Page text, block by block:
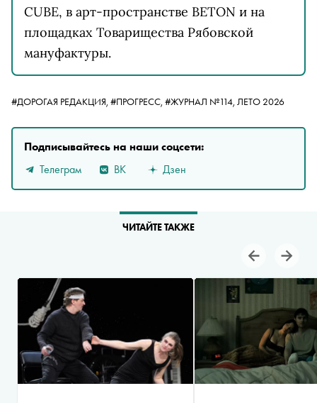
CUBE, в арт-пространстве BETON и на
площадках Товарищества Рябовской
мануфактуры.
#ДОРОГАЯ РЕДАКЦИЯ, #ПРОГРЕСС, #ЖУРНАЛ №114, ЛЕТО 2026
Подписывайтесь на наши соцсети:
Телеграм
ВК Дзен
ЧИТАЙТЕ ТАКЖЕ